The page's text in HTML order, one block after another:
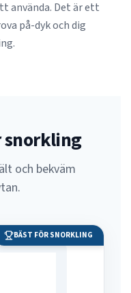
använda. Det är ett
på-dyk och dig
snorkling
och bekväm
BÄST FÖR SNORKLING